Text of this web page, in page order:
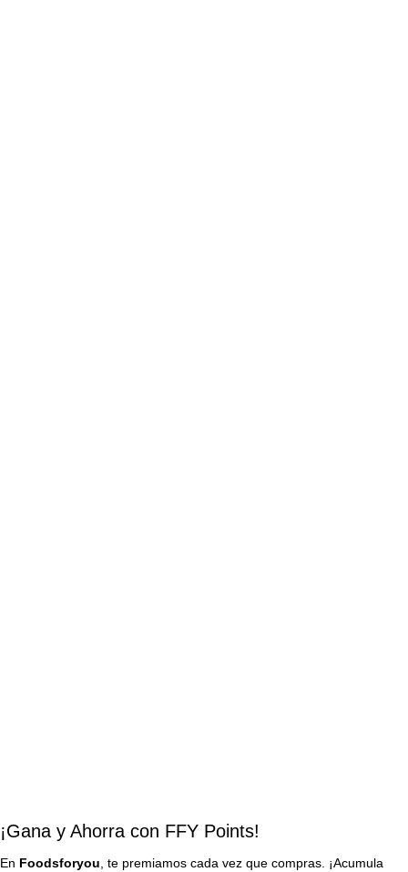
¡Gana y Ahorra con FFY Points!
En Foodsforyou, te premiamos cada vez que compras. ¡Acumula